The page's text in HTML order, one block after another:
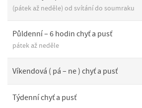
(pátek až neděle) od svítání do soumraku
Půldenní – 6 hodin chyť a pusť
pátek až neděle
Víkendová ( pá – ne ) chyť a pusť
Týdenní chyť a pusť